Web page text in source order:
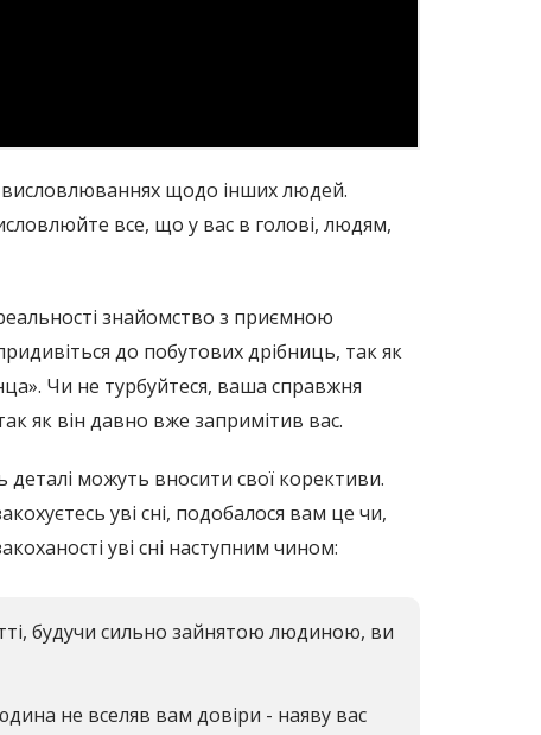
висловлюваннях щодо інших людей.
все, що у вас в голові, людям,
знайомство з приємною
до побутових дрібниць, так як
Чи не турбуйтеся, ваша справжня
як він давно вже запримітив вас.
деталі можуть вносити свої корективи.
уві сні, подобалося вам це чи,
уві сні наступним чином:
будучи сильно зайнятою людиною, ви
не вселяв вам довіри - наяву вас